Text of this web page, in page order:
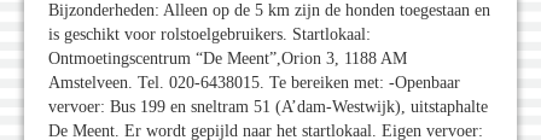
Bijzonderheden: Alleen op de 5 km zijn de honden toegestaan en
is geschikt voor rolstoelgebruikers. Startlokaal:
Ontmoetingscentrum “De Meent”,Orion 3, 1188 AM
Amstelveen. Tel. 020-6438015. Te bereiken met: -Openbaar
vervoer: Bus 199 en sneltram 51 (A’dam-Westwijk), uitstaphalte
De Meent. Er wordt gepijld naar het startlokaal. Eigen vervoer: